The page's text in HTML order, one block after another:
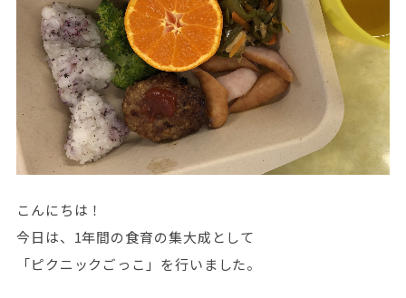
こんにちは！
今日は、1年間の食育の集大成として
「ピクニックごっこ」を行いました。